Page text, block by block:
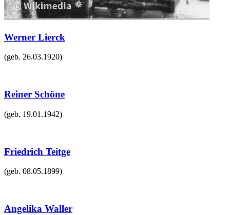
Werner Lierck
(geb. 26.03.1920)
Reiner Schöne
(geb. 19.01.1942)
Friedrich Teitge
(geb. 08.05.1899)
Angelika Waller